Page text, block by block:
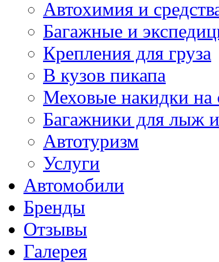
Автохимия и
Багажные и
Крепления для груза
В кузов пикапа
Меховые накидки на
Багажники для лыж
Автотуризм
Услуги
Автомобили
Бренды
Отзывы
Галерея